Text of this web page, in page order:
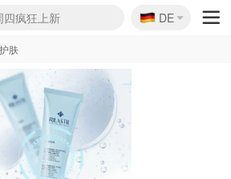
开抢！
四疯狂上新
大促
折 随时失效
独家85折额外叠85折
闪促！每日更新
囤！5折起+叠9折
仅€192
🇩🇪
DE
肤